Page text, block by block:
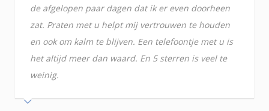
de afgelopen paar dagen dat ik er even doorheen
zat. Praten met u helpt mij vertrouwen te houden
en ook om kalm te blijven. Een telefoontje met u is
het altijd meer dan waard. En 5 sterren is veel te
weinig.